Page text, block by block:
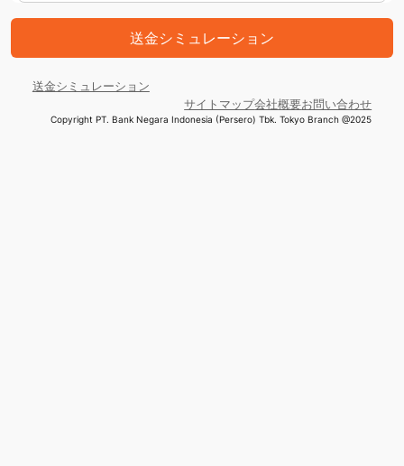
送金シミュレーション
送金シミュレーション
サイトマップ会社概要お問い合わせ
Copyright PT. Bank Negara Indonesia (Persero) Tbk. Tokyo Branch @2025